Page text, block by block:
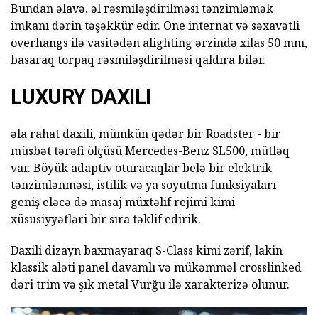
Bundan əlavə, əl rəsmiləşdirilməsi tənzimləmək
imkanı dərin təşəkkür edir. One internat və səxavətli
overhangs ilə vasitədən alighting ərzində xilas 50 mm,
basaraq torpaq rəsmiləşdirilməsi qaldıra bilər.
LUXURY DAXILI
əla rahat daxili, mümkün qədər bir Roadster - bir
müsbət tərəfi ölçüsü Mercedes-Benz SL500, mütləq
var. Böyük adaptiv oturacaqlar belə bir elektrik
tənzimlənməsi, istilik və ya soyutma funksiyaları
geniş eləcə də masaj müxtəlif rejimi kimi
xüsusiyyətləri bir sıra təklif edirik.
Daxili dizayn baxmayaraq S-Class kimi zərif, lakin
klassik aləti panel davamlı və mükəmməl crosslinked
dəri trim və şık metal Vurğu ilə xarakterizə olunur.